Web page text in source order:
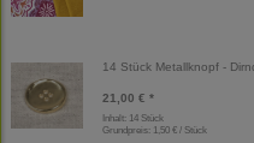
14 Stück Metallknopf -
21,00 € *
Inhalt: 14 Stück
Grundpreis: 1,50 € / Stück